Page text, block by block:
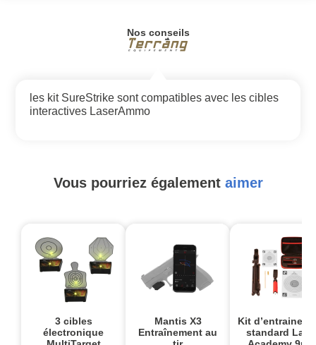
Nos conseils
les kit SureStrike sont compatibles avec les cibles
interactives LaserAmmo
Vous pourriez également aimer
3 cibles
électronique
Mantis X3
Entraînement au
Kit
standard